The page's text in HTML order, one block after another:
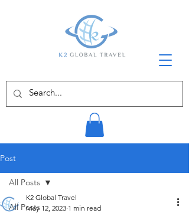
Post
All Posts
All Posts
K2 Global Travel
May 12, 2023 1 min read